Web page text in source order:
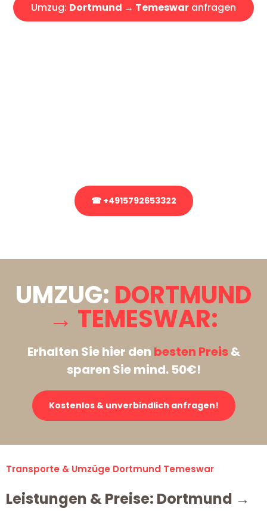
Umzug: Dortmund → Temeswar anfragen
☎ +4915792653322
UMZUG: DORTMUND
→ TEMESWAR:
Erhalten Sie hier den besten Preis&
sparen Sie mind. 50€!
Kostenlos & unverbindlich anfragen!
Transporte & Umzüge Dortmund Temeswar
Leistungen & Preise: Dortmund →